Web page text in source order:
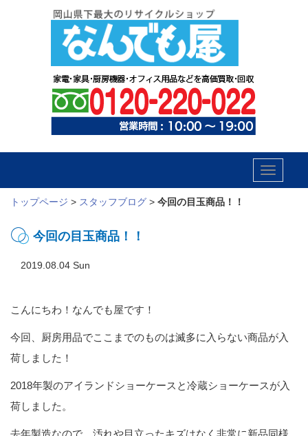
Toggle
トップページ > スタッフブログ > 今回の目玉商品！！
今回の目玉商品！！
2019.08.04 Sun
こんにちわ！なんでも屋です！
今回、厨房用品でここまでのものは滅多に入らない商品が入
荷しました！
2018年製のアイランドショーケースと冷蔵ショーケースが入
荷しました。